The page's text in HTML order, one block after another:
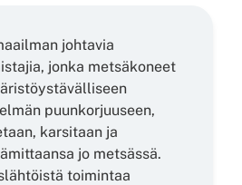
johtavia
jonka metsäkoneet
puunkorjuuseen,
karsitaan ja
jo metsässä.
toimintaa